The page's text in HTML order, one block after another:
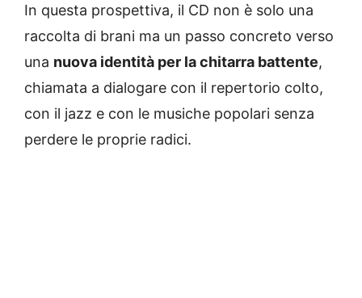
In questa prospettiva, il CD non è solo una
raccolta di brani ma un passo concreto verso
una nuova identità per la chitarra battente,
chiamata a dialogare con il repertorio colto,
con il jazz e con le musiche popolari senza
perdere le proprie radici.